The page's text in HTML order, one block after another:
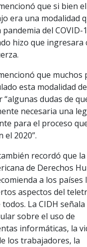
que si bien el
era una modalidad
del COVID-
hizo que ingresara
que muchos
esta modalidad
dudas de
necesaria una
para el proceso
el 2020”.
recordó que
de Derechos
a los países
aspectos del
La CIDH señala
sobre el uso de
informáticas, la
los trabajadores, la